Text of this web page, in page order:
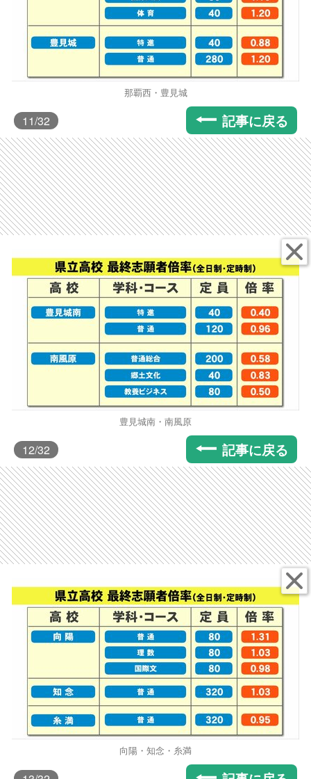
那覇西・豊見城
11/32 記事に戻る
豊見城南・南風原
12/32 記事に戻る
向陽・知念・糸満